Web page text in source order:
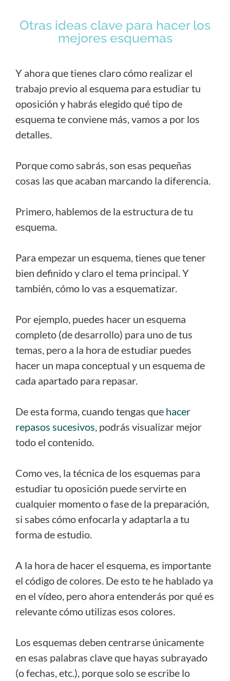
Otras ideas clave para hacer los
mejores esquemas
Y ahora que tienes claro cómo realizar el
trabajo previo al esquema para estudiar tu
oposición y habrás elegido qué tipo de
esquema te conviene más, vamos a por los
detalles.
Porque como sabrás, son esas pequeñas
cosas las que acaban marcando la diferencia.
Primero, hablemos de la estructura de tu
esquema.
Para empezar un esquema, tienes que tener
bien definido y claro el tema principal. Y
también, cómo lo vas a esquematizar.
Por ejemplo, puedes hacer un esquema
completo (de desarrollo) para uno de tus
temas, pero a la hora de estudiar puedes
hacer un mapa conceptual y un esquema de
cada apartado para repasar.
De esta forma, cuando tengas que hacer
repasos sucesivos , podrás visualizar mejor
todo el contenido.
Como ves, la técnica de los esquemas para
estudiar tu oposición puede servirte en
cualquier momento o fase de la preparación,
si sabes cómo enfocarla y adaptarla a tu
forma de estudio.
A la hora de hacer el esquema, es importante
el código de colores. De esto te he hablado ya
en el vídeo, pero ahora entenderás por qué es
relevante cómo utilizas esos colores.
Los esquemas deben centrarse únicamente
en esas palabras clave que hayas subrayado
(o fechas, etc.), porque solo se escribe lo